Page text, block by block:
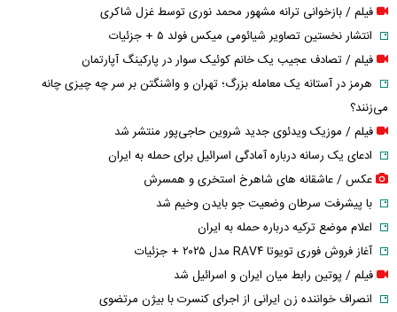
فیلم / بازخوانی ترانه مشهور محمد نوری توسط غزل شاکری
انتشار نخستین تصاویر شیائومی میکس فولد ۵ + جزئیات
فیلم / تصادف عجیب یک خانم کوئیک سوار در پارکینگ آپارتمان
هرمز در آستانه یک معامله بزرگ؛ تهران و واشنگتن بر سر چه چیزی چانه
می‌زنند؟
فیلم / موزیک ویدئوی جدید شروین حاجی‌پور منتشر شد
ادعای یک رسانه درباره آمادگی اسرائیل برای حمله به ایران
عکس / عاشقانه های شاهرخ استخری و همسرش
با پیشرفت سرطان وضعیت جو بایدن وخیم شد
اعلام موضع ترکیه درباره حمله به ایران
آغاز فروش فوری تویوتا RAV۴ مدل ۲۰۲۵ + جزئیات
فیلم / پوتین رابط میان ایران و اسرائیل شد
انصراف خواننده زن ایرانی از اجرای کنسرت با بیژن مرتضوی